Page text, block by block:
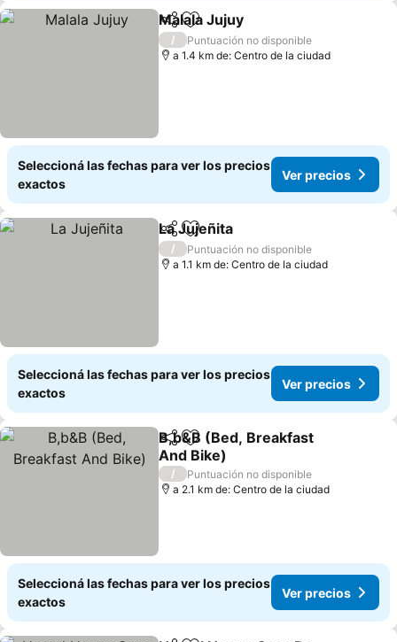
CompartirAñadir a favoritos
Malala Jujuy
/
Puntuación no disponible
a 1.4 km de: Centro de la ciudad
Seleccioná las fechas para ver los precios
exactos
Ver precios
CompartirAñadir a favoritos
La Jujeñita
/
Puntuación no disponible
a 1.1 km de: Centro de la ciudad
Seleccioná las fechas para ver los precios
exactos
Ver precios
CompartirAñadir a favoritos
B,b&B (Bed, Breakfast
And Bike)
Ver precios
/
Puntuación no disponible
a 2.1 km de: Centro de la ciudad
Seleccioná las fechas para ver los precios
exactos
Ver precios